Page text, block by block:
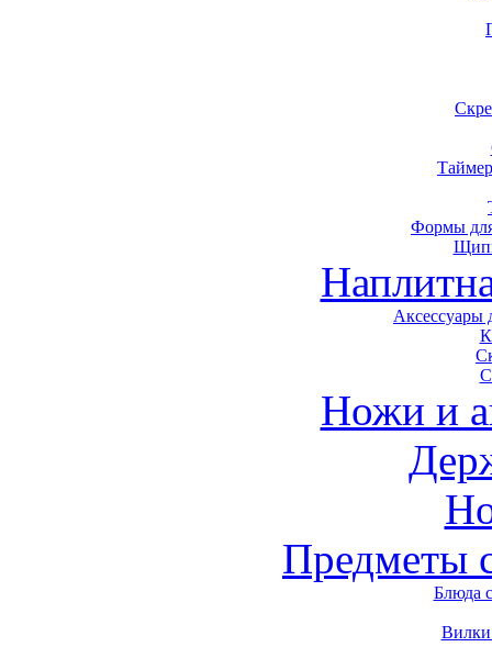
Формы
Аксессуары
Ножи и
Предметы
Блюда